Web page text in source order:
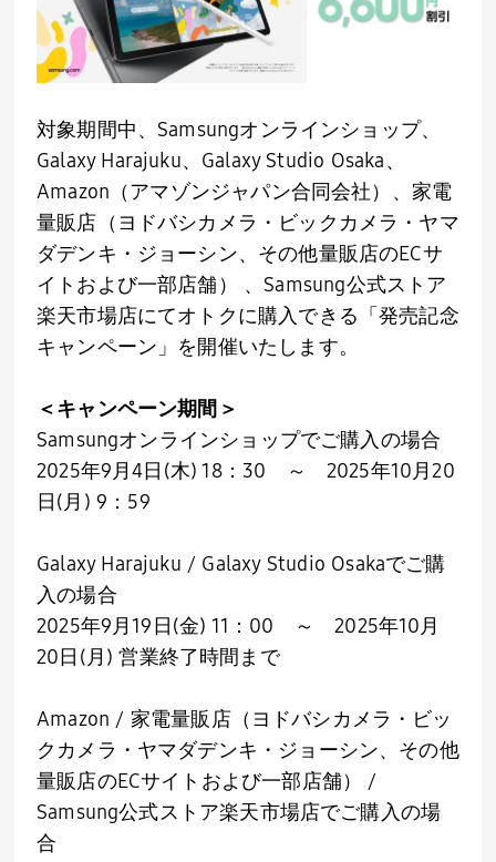
対象期間中、 Samsungオンラインショップ、
Galaxy Harajuku、 Galaxy Studio Osaka、
Amazon （アマゾンジャパン合同会社）、家電
量販店（ヨドバシカメラ・ビックカメラ・ヤマ
ダデンキ・ジョーシン、その他量販店のECサ
イトおよび一部店舗） 、 Samsung公式ストア
楽天市場店にてオトクに購入できる「発売記念
キャンペーン」を開催いたします。
＜キャンペーン期間＞
Samsungオンラインショップでご購入の場合
2025年9月4日 (木) 18： 30 ～ 2025年10月20
日(月 ) 9 ： 59
Galaxy Harajuku / Galaxy Studio Osakaでご購
入の場合
2025年9月19 日(金) 11 ： 00 ～2025年10月
20日 (月 ) 営業終了時間まで
Amazon / 家電量販店（ヨドバシカメラ・ビッ
クカメラ・ヤマダデンキ・ジョーシン、その他
量販店のECサイトおよび一部店舗） /
Samsung公式ストア楽天市場店でご購入の場
合